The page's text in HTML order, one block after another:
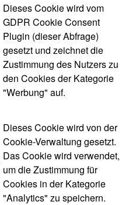
Dieses Cookie wird vom
GDPR Cookie Consent
Plugin (dieser Abfrage)
gesetzt und zeichnet die
Zustimmung des Nutzers zu
den Cookies der Kategorie
"Werbung" auf.
Dieses Cookie wird von der
Cookie-Verwaltung gesetzt.
Das Cookie wird verwendet,
um die Zustimmung für
Cookies in der Kategorie
"Analytics" zu speichern.